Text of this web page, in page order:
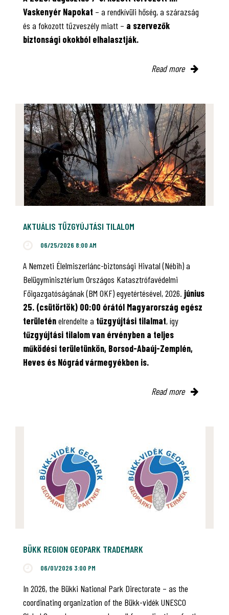
Vaskenyér Napokat – a rendkívüli hőség, a szárazság
és a fokozott tűzveszély miatt – a szervezők
biztonsági okokból elhalasztják.
Read more
AKTUÁLIS TŰZGYÚJTÁSI TILALOM
06/25/2026 8:00 AM
A Nemzeti Élelmiszerlánc-biztonsági Hivatal (Nébih) a
Belügyminisztérium Országos Katasztrófavédelmi
Főigazgatóságának (BM OKF) egyetértésével, 2026. június
25. (csütörtök) 00:00 órától Magyarország egész
területénelrendelte a tűzgyújtási tilalmat, így
tűzgyújtási tilalom van érvényben a teljes
működési területünkön, Borsod-Abaúj-Zemplén,
Heves és Nógrád vármegyékben is.
Read more
BÜKK REGION GEOPARK TRADEMARK
06/01/2026 3:00 PM
In 2026, the Bükki National Park Directorate – as the
coordinating organization of the Bükk-vidék UNESCO